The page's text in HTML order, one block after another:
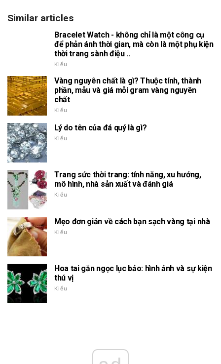
Similar articles
Bracelet Watch - không chỉ là một công cụ
để phản ánh thời gian, mà còn là một phụ kiện
thời trang sành điệu ..
Kiểu
Vàng nguyên chất là gì? Thuộc tính, thành
phần, mẫu và giá mỗi gram vàng nguyên
chất
Kiểu
Lý do tên của đá quý là gì?
Kiểu
Trang sức thời trang: tính năng, xu hướng,
mô hình, nhà sản xuất và đánh giá
Kiểu
Mẹo đơn giản về cách bạn sạch vàng tại nhà
Kiểu
Hoa tai gắn ngọc lục bảo: hình ảnh và sự kiện
thú vị
Kiểu